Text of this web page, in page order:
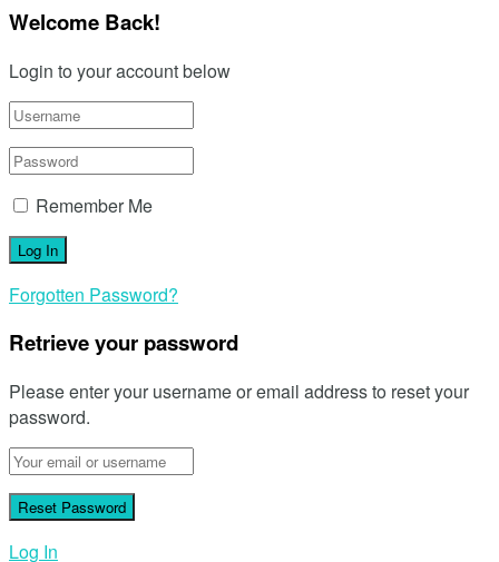
Welcome Back!
Login to your account below
Remember Me
Forgotten Password?
Retrieve your password
Please enter your username or email address to reset your
password.
Log In